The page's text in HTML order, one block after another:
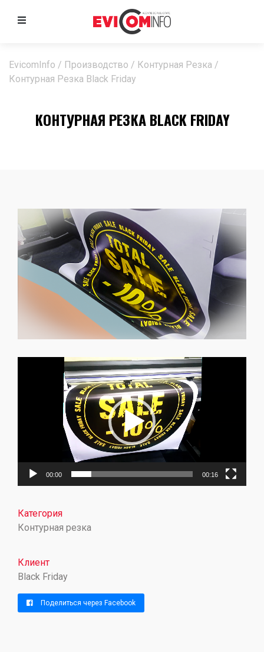
EvicomInfo / Производство / Контурная Резка /
Контурная Резка Black Friday
КОНТУРНАЯ РЕЗКА BLACK FRIDAY
Видеоплеер
00:00 00:16
Категория
Контурная резка
Клиент
Black Friday
Поделиться через Facebook